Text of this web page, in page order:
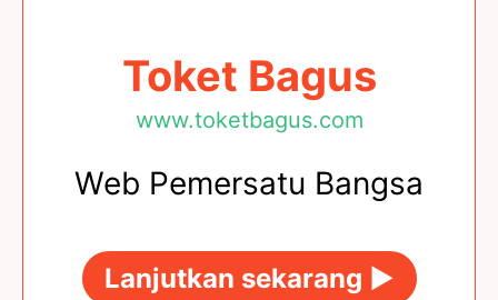
Toket Bagus
www.toketbagus.com
Web Pemersatu Bangsa
Lanjutkan sekarang ►